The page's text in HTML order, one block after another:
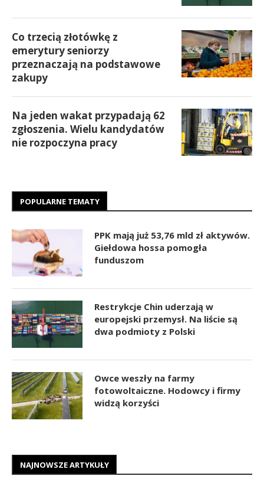
Co trzecią złotówkę z
emerytury seniorzy
przeznaczają na podstawowe
zakupy
Na jeden wakat przypadają 62
zgłoszenia. Wielu kandydatów
nie rozpoczyna pracy
POPULARNE TEMATY
PPK mają już 53,76 mld zł aktywów.
Giełdowa hossa pomogła
funduszom
Restrykcje Chin uderzają w
europejski przemysł. Na liście są
dwa podmioty z Polski
Owce weszły na farmy
fotowoltaiczne. Hodowcy i firmy
widzą korzyści
NAJNOWSZE ARTYKUŁY